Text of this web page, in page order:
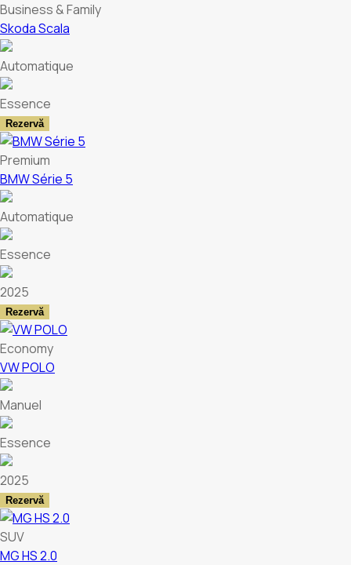
Business & Family
Skoda Scala
Automatique
Essence
Rezervă
Premium
BMW Série 5
Automatique
Essence
2025
Rezervă
Economy
VW POLO
Manuel
Essence
2025
Rezervă
SUV
MG HS 2.0